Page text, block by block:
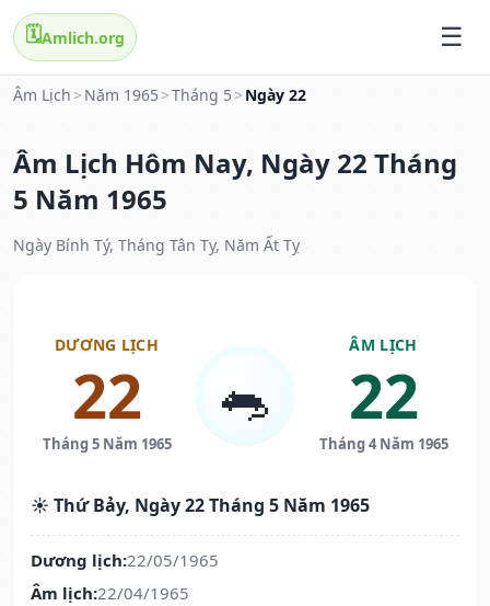
🗓️Amlich.org
Âm Lịch > Năm 1965 >Tháng 5 > Ngày 22
Âm Lịch Hôm Nay, Ngày 22 Tháng
5 Năm 1965
Ngày Bính Tý, Tháng Tân Tỵ, Năm Ất Tỵ
DƯƠNG LỊCH
22
Tháng 5 Năm 1965
🐀
ÂM LỊCH
22
Tháng 4 Năm 1965
☀️ Thứ Bảy, Ngày 22 Tháng 5 Năm 1965
Dương lịch:22/05/1965
Âm lịch:22/04/1965